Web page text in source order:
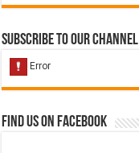
Subscribe to our Channel
Find us on Facebook